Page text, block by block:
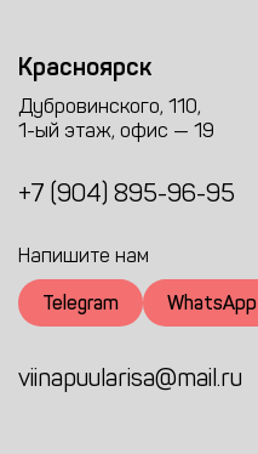
Красноярск
Дубровинского, 110,
1-ый этаж, офис — 19
+7 (904) 895-96-95
Напишите нам
Telegram WhatsApp
viinapuularisa@mail.ru